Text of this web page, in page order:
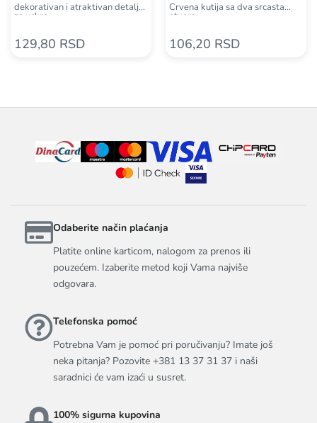
dekorativan i atraktivan detalj
za uskrs
129,80 RSD
Crvena kutija sa dva srcasta
otvora
106,20 RSD
Odaberite način plaćanja
Platite online karticom, nalogom za prenos ili
pouzećem. Izaberite metod koji Vama najviše
odgovara.
Telefonska pomoć
Potrebna Vam je pomoć pri poručivanju? Imate još
neka pitanja? Pozovite +381 13 37 31 37 i naši
saradnici će vam izaći u susret.
100% sigurna kupovina